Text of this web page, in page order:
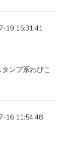
19 15:31:41
ンプ系わぴこ
16 11:54:48